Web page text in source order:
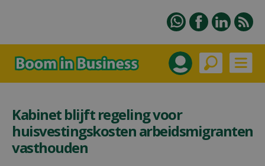
Kabinet blijft regeling voor
huisvestingskosten arbeidsmigranten
vasthouden